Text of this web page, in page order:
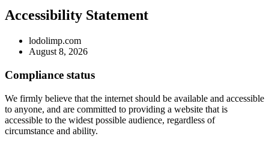
Accessibility Statement
lodolimp.com
August 8, 2026
Compliance status
We firmly believe that the internet should be available and accessible
to anyone, and are committed to providing a website that is
accessible to the widest possible audience, regardless of
circumstance and ability.